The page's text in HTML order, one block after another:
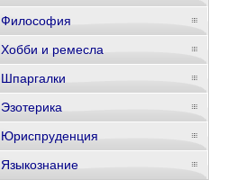
Философия
Хобби и ремесла
Шпаргалки
Эзотерика
Юриспруденция
Языкознание